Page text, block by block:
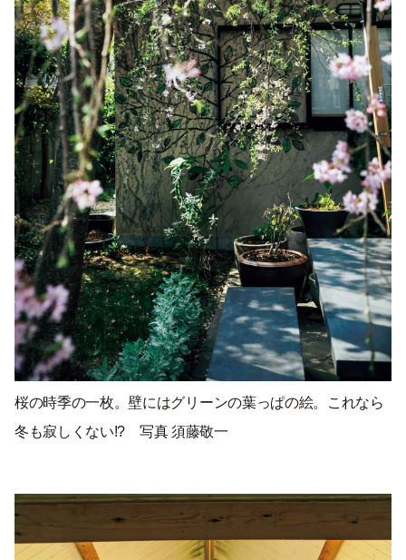
桜の時季の一枚。壁にはグリーンの葉っぱの絵。これなら
冬も寂しくない!? 写真 須藤敬一